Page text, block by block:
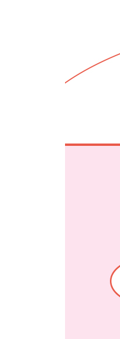
CHAPTER
투자 수익률
의지력에 의